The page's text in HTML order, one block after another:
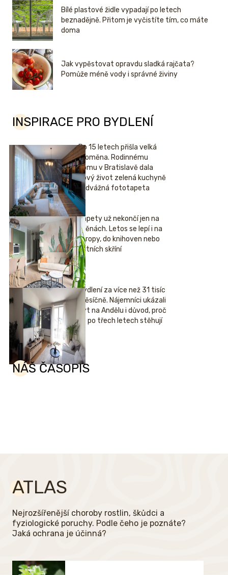
Bílé plastové židle vypadají po letech
beznadějně. Přitom je vyčistíte tím, co máte
doma
Jak vypěstovat opravdu sladká rajčata?
Pomůže méně vody i správné živiny
INSPIRACE PRO BYDLENÍ
Po 15 letech přišla velká
proměna. Rodinnému
domu v Bratislavě dala
nový život zelená kuchyně
i odvážná fototapeta
Tapety už nekončí jen na
stěnách. Letos se lepí i na
stropy, do knihoven nebo
šatních skříní
Bydlení za více než 31 tisíc
měsíčně. Nájemníci ukázali
byt na Andělu i důvod, proč
se po třech letech stěhují
NÁŠ ČASOPIS
ATLAS
Nejrozšířenější choroby rostlin, škůdci a
fyziologické poruchy. Podle čeho je poznáte?
Jaká ochrana je účinná?